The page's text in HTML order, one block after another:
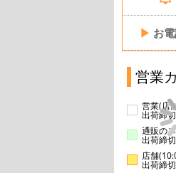
▶ お
営業
営業(店
出荷締
通販の
出荷締
店舗
出荷締